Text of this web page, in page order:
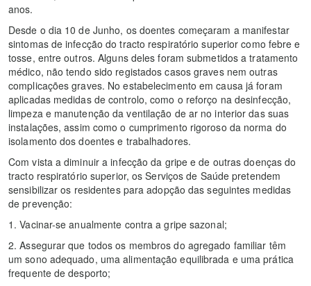
anos.
Desde o dia 10 de Junho, os doentes começaram a manifestar
sintomas de infecção do tracto respiratório superior como febre e
tosse, entre outros. Alguns deles foram submetidos a tratamento
médico, não tendo sido registados casos graves nem outras
complicações graves. No estabelecimento em causa já foram
aplicadas medidas de controlo, como o reforço na desinfecção,
limpeza e manutenção da ventilação de ar no interior das suas
instalações, assim como o cumprimento rigoroso da norma do
isolamento dos doentes e trabalhadores.
Com vista a diminuir a infecção da gripe e de outras doenças do
tracto respiratório superior, os Serviços de Saúde pretendem
sensibilizar os residentes para adopção das seguintes medidas
de prevenção:
1. Vacinar-se anualmente contra a gripe sazonal;
2. Assegurar que todos os membros do agregado familiar têm
um sono adequado, uma alimentação equilibrada e uma prática
frequente de desporto;